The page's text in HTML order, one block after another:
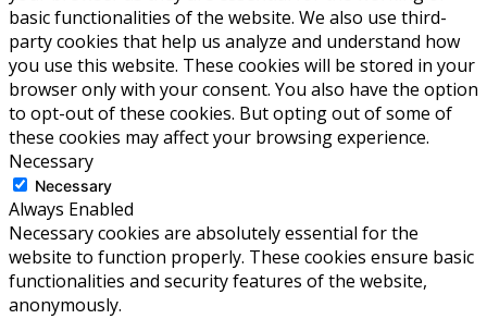
basic functionalities of the website. We also use third-
party cookies that help us analyze and understand how
you use this website. These cookies will be stored in your
browser only with your consent. You also have the option
to opt-out of these cookies. But opting out of some of
these cookies may affect your browsing experience.
Necessary
Necessary
Always Enabled
Necessary cookies are absolutely essential for the
website to function properly. These cookies ensure basic
functionalities and security features of the website,
anonymously.